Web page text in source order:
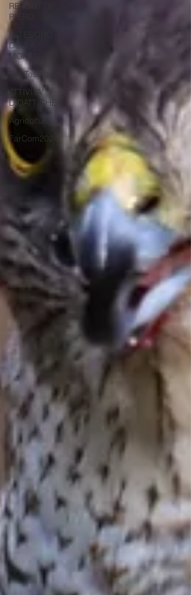
REPORT DI
PIERO
DELLA
MONTAGNA
RepTesMont
ATTIVITA'
DIDATTICHE
Agricoltura
FarCom2024